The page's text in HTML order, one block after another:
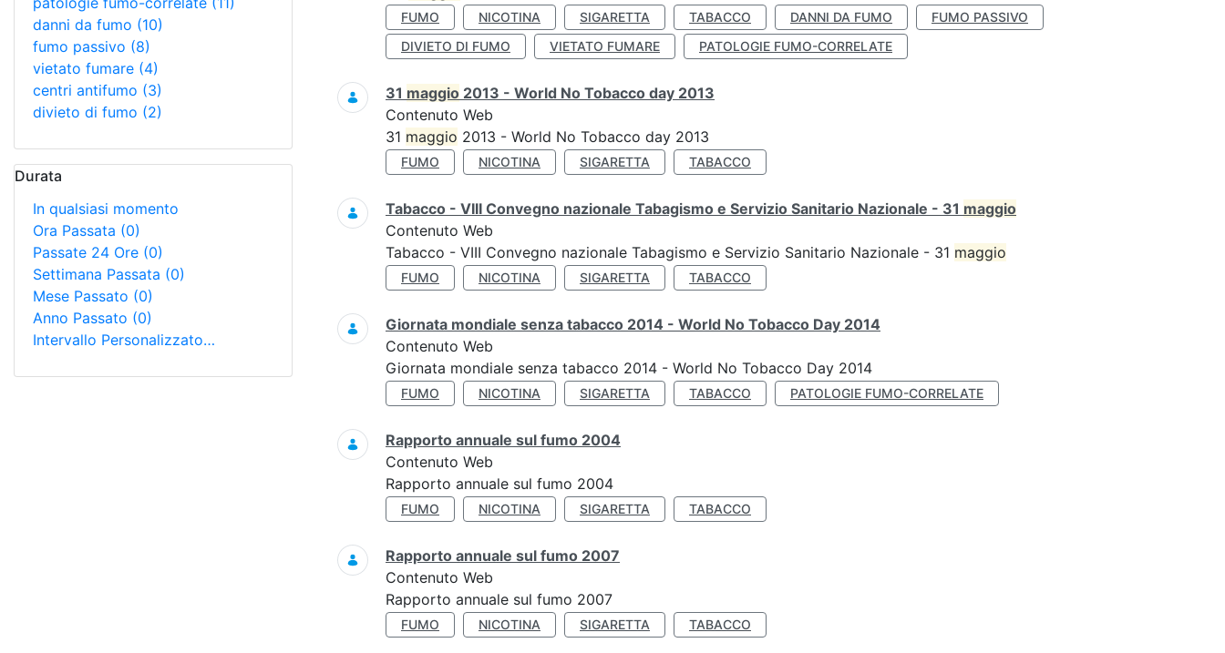
danni da fumo (10)
fumo passivo (8)
vietato fumare (4)
centri antifumo (3)
divieto di fumo (2)
Durata
In qualsiasi momento
Ora Passata (0)
Passate 24 Ore (0)
Settimana Passata (0)
Mese Passato (0)
Anno Passato (0)
Intervallo Personalizzato…
FUMO NICOTINA SIGARETTA TABACCO DANNI DA FUMO
FUMO PASSIVO
DIVIETO DI FUMO
VIETATO FUMARE PATOLOGIE FUMO-CORRELATE
31 maggio 2013 - World No Tobacco day 2013
Contenuto Web
31 maggio 2013 - World No Tobacco day 2013
FUMO NICOTINA SIGARETTA TABACCO
Tabacco - VIII Convegno nazionale Tabagismo e Servizio Sanitario Nazionale - 31 maggio
Contenuto Web
Tabacco - VIII Convegno nazionale Tabagismo e Servizio Sanitario Nazionale - 31 maggio
FUMO NICOTINA SIGARETTA TABACCO
Giornata mondiale senza tabacco 2014 - World No Tobacco Day 2014
Contenuto Web
Giornata mondiale senza tabacco 2014 - World No Tobacco Day 2014
FUMO NICOTINA SIGARETTA TABACCO PATOLOGIE FUMO-CORRELATE
Rapporto annuale sul fumo 2004
Contenuto Web
Rapporto annuale sul fumo 2004
FUMO NICOTINA SIGARETTA TABACCO
Rapporto annuale sul fumo 2007
Contenuto Web
Rapporto annuale sul fumo 2007
FUMO NICOTINA SIGARETTA TABACCO